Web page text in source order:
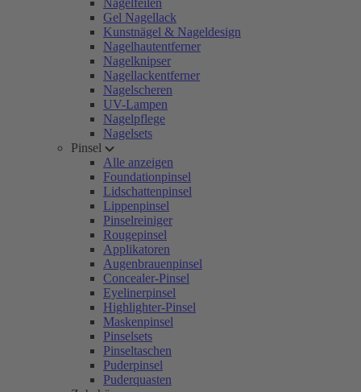
Nagelfeilen
Gel Nagellack
Kunstnägel & Nageldesign
Nagelhautentferner
Nagelknipser
Nagellackentferner
Nagelscheren
UV-Lampen
Nagelpflege
Nagelsets
Pinsel
Alle anzeigen
Foundationpinsel
Lidschattenpinsel
Lippenpinsel
Pinselreiniger
Rougepinsel
Applikatoren
Augenbrauenpinsel
Concealer-Pinsel
Eyelinerpinsel
Highlighter-Pinsel
Maskenpinsel
Pinselsets
Pinseltaschen
Puderpinsel
Puderquasten